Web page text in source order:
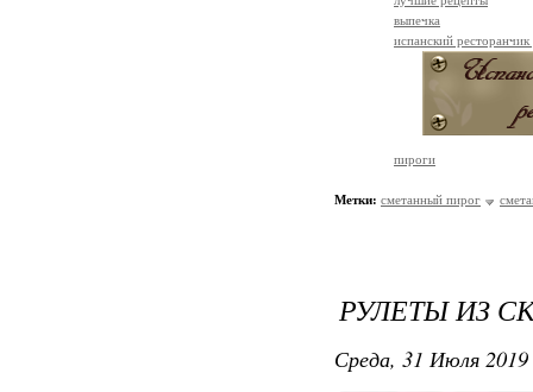
выпечка
испанский
пироги
Метки: сметанный пирог
РУЛЕТЫ ИЗ
Среда, 31 Июля